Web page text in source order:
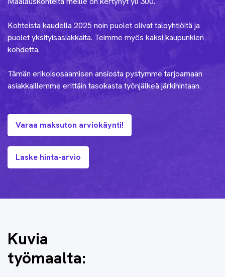
Kohteista kaudella 2025 noin puolet olivat taloyhtiöitä ja
puolet yksityisasiakkaita. Teimme myös kaksi kaupunkien
kohdetta.
Tämän erikoisosaamisen ansiosta pystymme tarjoamaan
asiakkaillemme erittäin tasokasta työnjälkeä järkihintaan.
Varaa maksuton arviokäynti!
Laske hinta-arvio
Kuvia
työmaalta: